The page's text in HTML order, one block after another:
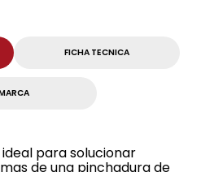
FICHA TECNICA
para solucionar
de una pinchadura de